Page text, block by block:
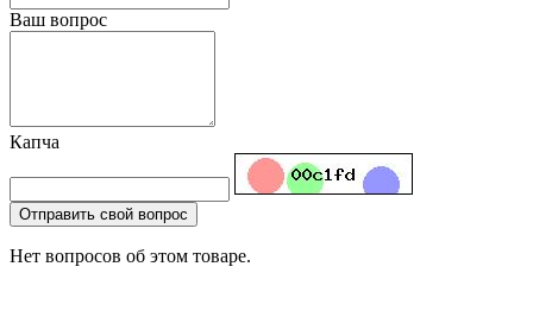
Ваш вопрос
Капча
Отправить свой вопрос
Нет вопросов об этом товаре.